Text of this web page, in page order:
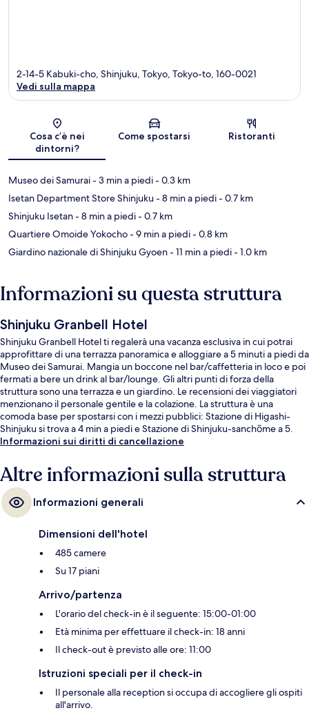
Mappa
2-14-5 Kabuki-cho, Shinjuku, Tokyo, Tokyo-to, 160-0021
Vedi sulla mappa
Cosa c’è nei
dintorni?
Come spostarsi Ristoranti
Museo dei Samurai- 3 min a piedi- 0.3 km
Isetan Department Store Shinjuku- 8 min a piedi- 0.7 km
Shinjuku Isetan- 8 min a piedi- 0.7 km
Quartiere Omoide Yokocho- 9 min a piedi- 0.8 km
Giardino nazionale di Shinjuku Gyoen- 11 min a piedi- 1.0 km
Informazioni su questa struttura
Shinjuku Granbell Hotel
Shinjuku Granbell Hotel ti regalerà una vacanza esclusiva in cui potrai
approfittare di una terrazza panoramica e alloggiare a 5 minuti a piedi da
Museo dei Samurai. Mangia un boccone nel bar/caffetteria in loco e poi
fermati a bere un drink al bar/lounge. Gli altri punti di forza della
struttura sono una terrazza e un giardino. Le recensioni dei viaggiatori
menzionano il personale gentile e la colazione. La struttura è una
comoda base per spostarsi con i mezzi pubblici: Stazione di Higashi-
Shinjuku si trova a 4 min a piedi e Stazione di Shinjuku-sanchōme a 5.
Informazioni sui diritti di cancellazione
Altre informazioni sulla struttura
Informazioni generali
Dimensioni dell'hotel
485 camere
Su 17 piani
Arrivo/partenza
L'orario del check-in è il seguente: 15:00-01:00
Età minima per effettuare il check-in: 18 anni
Il check-out è previsto alle ore: 11:00
Istruzioni speciali per il check-in
Il personale alla reception si occupa di accogliere gli ospiti
all'arrivo.